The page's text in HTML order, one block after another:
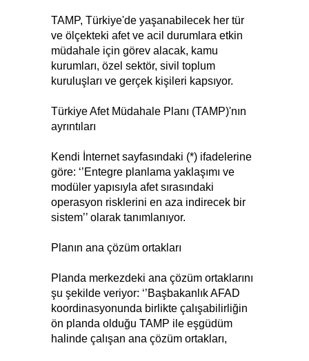
TAMP, Türkiye'de yaşanabilecek her tür
ve ölçekteki afet ve acil durumlara etkin
müdahale için görev alacak, kamu
kurumları, özel sektör, sivil toplum
kuruluşları ve gerçek kişileri kapsıyor.
Türkiye Afet Müdahale Planı (TAMP)'nın
ayrıntıları
Kendi İnternet sayfasındaki (*) ifadelerine
göre: ‘’Entegre planlama yaklaşımı ve
modüler yapısıyla afet sırasındaki
operasyon risklerini en aza indirecek bir
sistem’’ olarak tanımlanıyor.
Planın ana çözüm ortakları
Planda merkezdeki ana çözüm ortaklarını
şu şekilde veriyor: ‘’Başbakanlık AFAD
koordinasyonunda birlikte çalışabilirliğin
ön planda olduğu TAMP ile eşgüdüm
halinde çalışan ana çözüm ortakları,